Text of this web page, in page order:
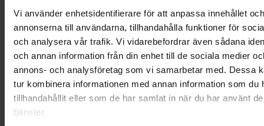
Vi använder enhetsidentifierare för att anpassa innehållet och
annonserna till användarna, tillhandahålla funktioner för
och analysera vår trafik. Vi vidarebefordrar även sådana
och annan information från din enhet till de sociala medier
annons- och analysföretag som vi samarbetar med. Dessa
tur kombinera informationen med annan information som du
tillhandahållit eller som de har samlat in när du har använt
tjänster.
LANDSKRONA
NYA UPPDRAG
OHLSSONS REGION MITT
OHLSSONS REGION SYD
OHLSSONS REGION VÄST